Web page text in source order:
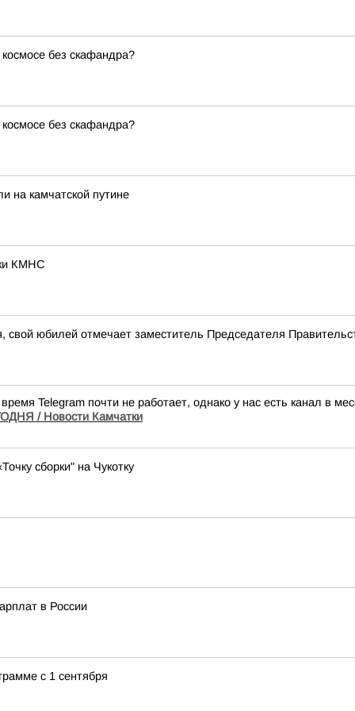
без скафандра?
без скафандра?
на камчатской путине
КМНС
юбилей отмечает заместитель Председателя
Telegram почти не работает, однако у нас есть канал в
/ Новости Камчатки
сборки" на Чукотку
в России
с 1 сентября